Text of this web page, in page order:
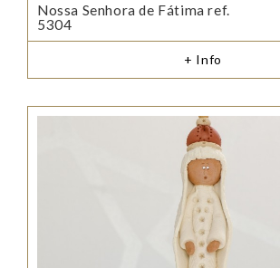
Nossa Senhora de Fátima ref.
5304
+ Info